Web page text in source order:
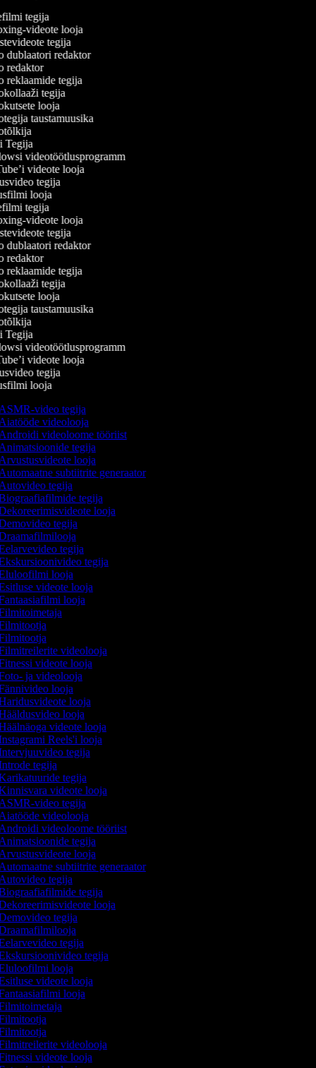
tegija
videote looja
tegija
redaktor
tegija
tegija
looja
taustamuusika
videotöötlusprogramm
videote looja
tegija
looja
tegija
videote looja
tegija
redaktor
tegija
tegija
looja
taustamuusika
videotöötlusprogramm
videote looja
tegija
looja
video tegija
videolooja
videoloome tööriist
tegija
looja
subtiitrite generaator
tegija
tegija
looja
tegija
tegija
tegija
looja
videote looja
looja
videolooja
videote looja
ja videolooja
looja
looja
looja
videote looja
Reels'i looja
tegija
tegija
tegija
videote looja
video tegija
videolooja
videoloome tööriist
tegija
looja
subtiitrite generaator
tegija
tegija
looja
tegija
tegija
tegija
looja
videote looja
looja
videolooja
videote looja